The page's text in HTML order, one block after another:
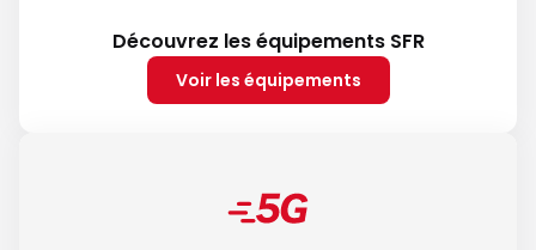
Découvrez les équipements SFR
Voir les équipements